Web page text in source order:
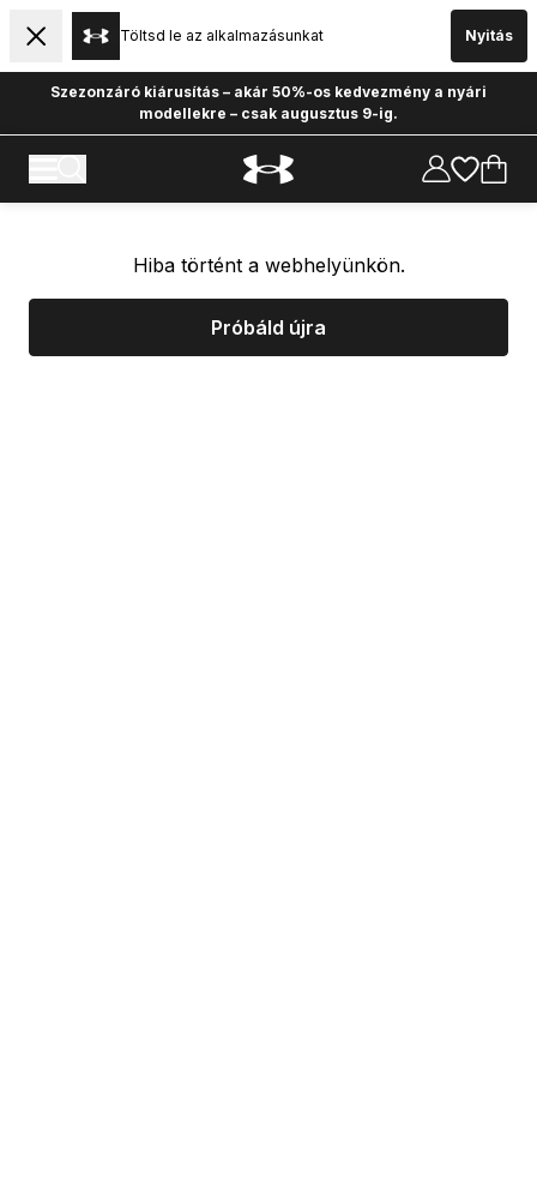
Töltsd le az alkalmazásunkat Nyitás
Szezonzáró kiárusítás – akár 50%-os kedvezmény a nyári
modellekre – csak augusztus 9-ig.
Hiba történt a webhelyünkön.
Próbáld újra